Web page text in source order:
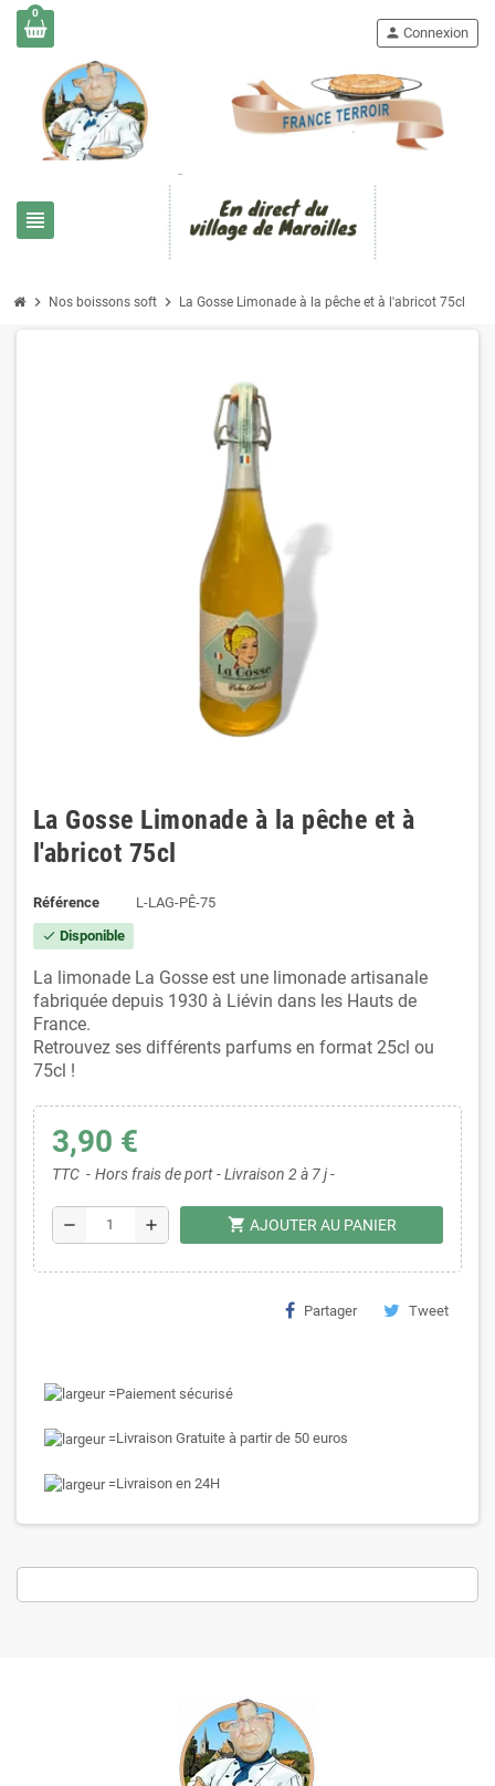
0
view_headline
person Connexion
chevron_right Nos boissons soft chevron_right La Gosse Limonade à la pêche et à l'abricot 75cl
La Gosse Limonade à la pêche et à
l'abricot 75cl
Référence L-LAG-PÊ-75
check Disponible
La limonade La Gosse est une limonade artisanale
fabriquée depuis 1930 à Liévin dans les Hauts de
France.
Retrouvez ses différents parfums en format 25cl ou
75cl !
3,90 €
TTC Hors frais de port - Livraison 2 à 7 j -
remove add shopping_cart AJOUTER AU PANIER
Partager Tweet
Paiement sécurisé
Livraison Gratuite à partir de 50 euros
Livraison en 24H